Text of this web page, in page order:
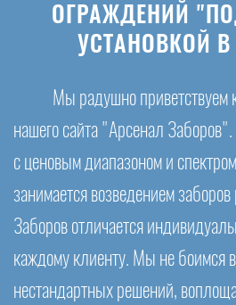
ОГРАЖДЕНИЙ
УСТАНОВКОЙ В
Мы радушно приветствуем
нашего сайта "Арсенал
с ценовым диапазоном и
занимается возведением
Заборов отличается
каждому клиенту. Мы не боимся
нестандартных решений,